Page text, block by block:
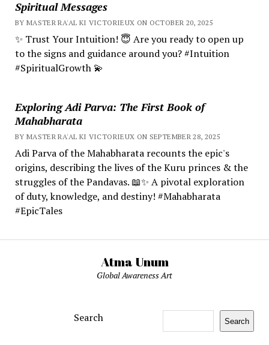
Spiritual Messages
BY MASTER RA'AL KI VICTORIEUX ON OCTOBER 20, 2025
✨ Trust Your Intuition! 😇 Are you ready to open up
to the signs and guidance around you? #Intuition
#SpiritualGrowth 💫
Exploring Adi Parva: The First Book of
Mahabharata
BY MASTER RA'AL KI VICTORIEUX ON SEPTEMBER 28, 2025
Adi Parva of the Mahabharata recounts the epic's
origins, describing the lives of the Kuru princes & the
struggles of the Pandavas. 📖✨ A pivotal exploration
of duty, knowledge, and destiny! #Mahabharata
#EpicTales
Atma Unum
Global Awareness Art
Search Search